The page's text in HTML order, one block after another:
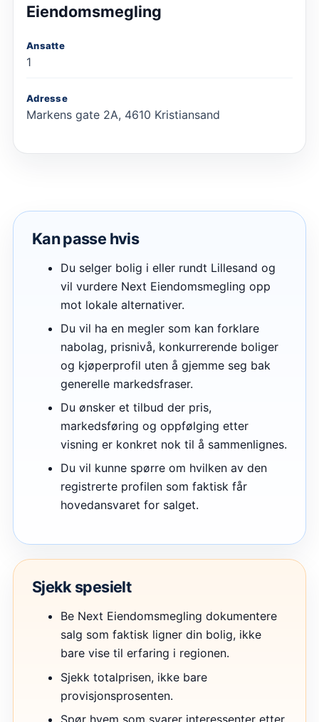
Eiendomsmegling
Ansatte
1
Adresse
Markens gate 2A, 4610 Kristiansand
Kan passe hvis
Du selger bolig i eller rundt Lillesand og
vil vurdere Next Eiendomsmegling opp
mot lokale alternativer.
Du vil ha en megler som kan forklare
nabolag, prisnivå, konkurrerende boliger
og kjøperprofil uten å gjemme seg bak
generelle markedsfraser.
Du ønsker et tilbud der pris,
markedsføring og oppfølging etter
visning er konkret nok til å sammenlignes.
Du vil kunne spørre om hvilken av den
registrerte profilen som faktisk får
hovedansvaret for salget.
Sjekk spesielt
Be Next Eiendomsmegling dokumentere
salg som faktisk ligner din bolig, ikke
bare vise til erfaring i regionen.
Sjekk totalprisen, ikke bare
provisjonsprosenten.
Spør hvem som svarer interessenter etter